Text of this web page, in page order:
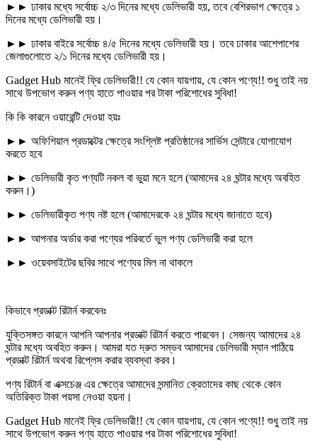
►► ঢাকার মধ্যে সর্বোচ্চ ২/৩ দিনের মধ্যে ডেলিভারী হয়, তবে বেশিরভাগ ক্ষেত্রে ১
দিনের মধ্যে ডেলিভারী হয়।
►► ঢাকার বাইরে সর্বোচ্চ ৪/৫ দিনের মধ্যে ডেলিভারী হয়। তবে ঢাকার আশেপাশের
জেলাগুলোতে ২/১ দিনের মধ্যে ডেলিভারী হয়।
Gadget Hub মানেই ফ্রি ডেলিভারী!! যে কোন যায়গায়, যে কোন পণ্যে!! শুধু তাই নয়
সাথে উপভোগ করুন পণ্য হাতে পাওয়ার পর টাকা পরিশোধের সুবিধা!
কি কি কারনে ওয়ারেন্টি দেওয়া হয়ঃ
►► অফিশিয়াল প্রডাক্টের ক্ষেত্রে সংশ্লিষ্ট প্রতিষ্ঠানের সার্ভিস সেন্টারে যোগাযোগ
করতে হবে
►► ডেলিভারী কৃত পণ্যটি নকল বা ভুয়া মনে হলে (আমাদের ২৪ ঘন্টার মধ্যে অবহিত
করুন।)
►► ডেলিভারীকৃত পণ্য নষ্ট হলে (আমাদেরকে ২৪ ঘন্টার মধ্যে জানাতে হবে)
►► আপনার অর্ডার করা পণ্যের পরিবর্তে ভুল পণ্য ডেলিভারী করা হলে
►► ওয়েবসাইটের ছবির সাথে পণ্যের মিল না থাকলে
কিভাবে প্রডাক্ট রিটার্ন করবেনঃ
যুক্তিসঙ্গত কারনে আপনি আপনার প্রডাক্ট রিটার্ন করতে পারবেন। সেজন্য আমাদের ২৪
ঘন্টার মধ্যে অবহিত করুন। আমরা যত দ্রুত সম্ভব আমাদের ডেলিভারী ম্যান পাঠিয়ে
প্রডাক্ট রিটার্ন অথবা রিপ্লেস করার ব্যবস্থা করব।
পণ্য রিটার্ন বা এক্সচেঞ্জ এর ক্ষেত্রে আমাদের সন্মানিত ক্রেতাদের কাছ থেকে কোন
অতিরিক্ত টাকা পয়সা নেওয়া হয়না।
Gadget Hub মানেই ফ্রি ডেলিভারী!! যে কোন যায়গায়, যে কোন পণ্যে!! শুধু তাই নয়
সাথে উপভোগ করুন পণ্য হাতে পাওয়ার পর টাকা পরিশোধের সুবিধা!